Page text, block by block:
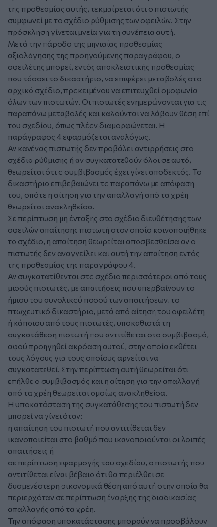
της προθεσμίας αυτής, τεκμαίρεται ότι ο πιστωτής
συμφωνεί με το σχέδιο ρύθμισης των οφειλών. Στην
πρόσκληση γίνεται μνεία για τη συνέπεια αυτή.
Μετά την πάροδο της μηνιαίας προθεσμίας
αξιολόγησης της προηγούμενης παραγράφου, ο
οφειλέτης μπορεί, εντός αποκλειστικής προθεσμίας
που τάσσει το δικαστήριο, να επιφέρει μεταβολές στο
αρχικό σχέδιο, προκειμένου να επιτευχθεί ομοφωνία
όλων των πιστωτών. Οι πιστωτές ενημερώνονται για τις
παραπάνω μεταβολές και καλούνται να λάβουν θέση επί
του σχεδίου, όπως πλέον διαμορφώνεται. Η
παράγραφος 4 εφαρμόζεται αναλόγως.
Αν κανένας πιστωτής δεν προβάλει αντιρρήσεις στο
σχέδιο ρύθμισης ή αν συγκατατεθούν όλοι σε αυτό,
θεωρείται ότι ο συμβιβασμός έχει γίνει αποδεκτός. Το
δικαστήριο επιβεβαιώνει το παραπάνω με απόφαση
του, οπότε η αίτηση για την απαλλαγή από τα χρέη
θεωρείται ανακληθείσα.
Σε περίπτωση μη ένταξης στο σχέδιο διευθέτησης των
οφειλών απαίτησης πιστωτή στον οποίο κοινοποιήθηκε
το σχέδιο, η απαίτηση θεωρείται αποσβεσθείσα αν ο
πιστωτής δεν αναγγείλει και αυτή την απαίτηση εντός
της προθεσμίας της παραγράφου 4.
Αν συγκατατίθενται στο σχέδιο περισσότεροι από τους
μισούς πιστωτές, με απαιτήσεις που υπερβαίνουν το
ήμισυ του συνολικού ποσού των απαιτήσεων, το
πτωχευτικό δικαστήριο, μετά από αίτηση του οφειλέτη
ή κάποιου από τους πιστωτές, υποκαθιστά τη
συγκατάθεση πιστωτή που αντιτίθεται στο συμβιβασμό,
αφού προηγηθεί ακρόαση αυτού, στην οποία εκθέτει
τους λόγους για τους οποίους αρνείται να
συγκατατεθεί. Στην περίπτωση αυτή θεωρείται ότι
επήλθε ο συμβιβασμός και η αίτηση για την απαλλαγή
από τα χρέη θεωρείται ομοίως ανακληθείσα.
Η υποκατάσταση της συγκατάθεσης του πιστωτή δεν
μπορεί να γίνει όταν:
η απαίτηση του πιστωτή που αντιτίθεται δεν
ικανοποιείται στο βαθμό που ικανοποιούνται οι λοιπές
απαιτήσεις ή
σε περίπτωση εφαρμογής του σχεδίου, ο πιστωτής που
αντιτίθεται είναι βέβαιο ότι θα περιέλθει σε
δυσμενέστερη οικονομικά θέση από αυτή στην οποία θα
περιερχόταν σε περίπτωση έναρξης της διαδικασίας
απαλλαγής από τα χρέη.
Την απόφαση υποκατάστασης μπορούν να προσβάλουν